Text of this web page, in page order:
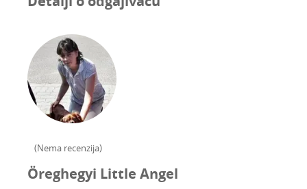
(Nema recenzija)
Öreghegyi Little Angel